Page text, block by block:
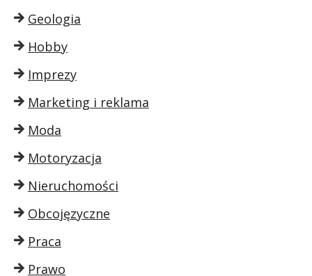
Geologia
Hobby
Imprezy
Marketing i reklama
Moda
Motoryzacja
Nieruchomości
Obcojęzyczne
Praca
Prawo